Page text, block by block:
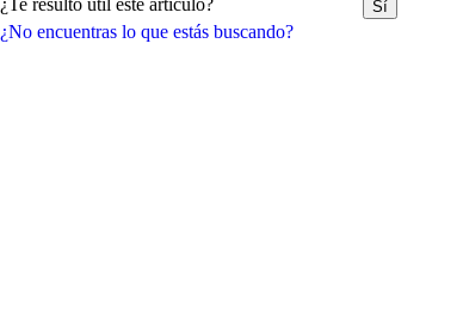
¿No encuentras lo que estás buscando?
¿Te resultó útil este artículo? Sí